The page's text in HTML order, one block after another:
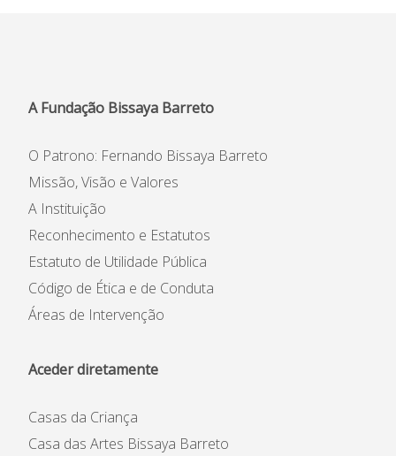
A Fundação Bissaya Barreto
O Patrono: Fernando Bissaya Barreto
Missão, Visão e Valores
A Instituição
Reconhecimento e Estatutos
Estatuto de Utilidade Pública
Código de Ética e de Conduta
Áreas de Intervenção
Aceder diretamente
Casas da Criança
Casa das Artes Bissaya Barreto